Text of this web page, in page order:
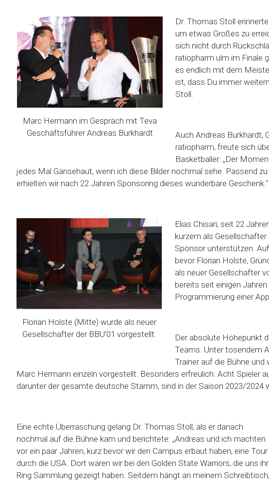
Marc Hermann im Gespräch mit Teva
Geschäftsführer Andreas Burkhardt
Dr. Thomas Stoll
um etwas Großes zu
sich nicht durch
ratiopharm ulm im Finale
es endlich mit dem
ist, dass Du immer
Stoll.
Auch Andreas Burkhardt,
ratiopharm, freute sich
Basketballer: „Der
jedes Mal Gänsehaut, wenn ich diese Bilder nochmal sehe. Passend
erhielten wir nach 22 Jahren Sponsoring dieses wunderbare Geschenk.“
Florian Holste (Mitte) wurde als neuer
Gesellschafter der BBU’01 vorgestellt.
Elias Chisari, seit 22
kurzem als
Sponsor unterstützen.
bevor Florian Holste,
als neuer Gesellschafter
bereits seit einigen
Programmierung einer
Der absolute Höhepunkt
Teams. Unter tosendem
Trainer auf die Bühne
Marc Hermann einzeln vorgestellt. Besonders erfreulich: Acht Spieler
darunter der gesamte deutsche Stamm, sind in der Saison 2023/2024
Eine echte Überraschung gelang Dr. Thomas Stoll, als er danach
nochmal auf die Bühne kam und berichtete: „Andreas und ich machten
vor ein paar Jahren, kurz bevor wir den Campus erbaut haben, eine Tour
durch die USA. Dort waren wir bei den Golden State Warriors, die uns
Ring Sammlung gezeigt haben. Seitdem hängt an meinem Schreibtisch,